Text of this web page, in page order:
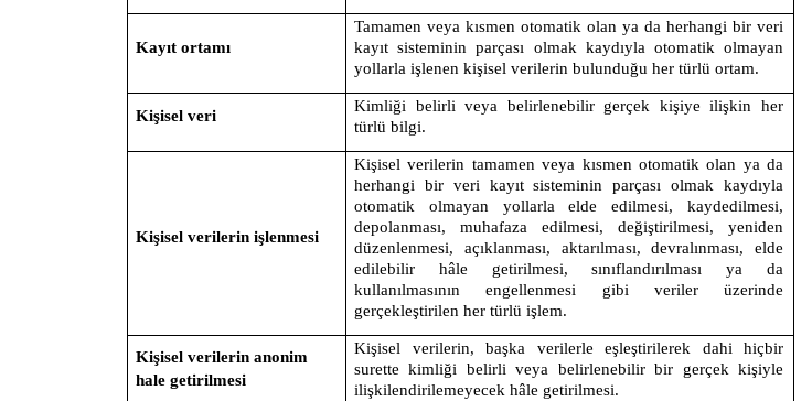
Kayıt ortamı
Tamamen veya kısmen otomatik olan ya da herhangi bir veri
kayıt sisteminin parçası olmak kaydıyla otomatik olmayan
yollarla işlenen kişisel verilerin bulunduğu her türlü ortam.
Kişisel veri
Kimliği belirli veya belirlenebilir gerçek kişiye ilişkin her
türlü bilgi.
Kişisel verilerin işlenmesi
Kişisel verilerin tamamen veya kısmen otomatik olan ya da
herhangi bir veri kayıt sisteminin parçası olmak kaydıyla
otomatik olmayan yollarla elde edilmesi, kaydedilmesi,
depolanması, muhafaza edilmesi, değiştirilmesi, yeniden
düzenlenmesi, açıklanması, aktarılması, devralınması, elde
edilebilir hâle getirilmesi, sınıflandırılması ya da
kullanılmasının engellenmesi gibi veriler üzerinde
gerçekleştirilen her türlü işlem.
Kişisel verilerin anonim
hale getirilmesi
Kişisel verilerin, başka verilerle eşleştirilerek dahi hiçbir
surette kimliği belirli veya belirlenebilir bir gerçek kişiyle
ilişkilendirilemeyecek hâle getirilmesi.